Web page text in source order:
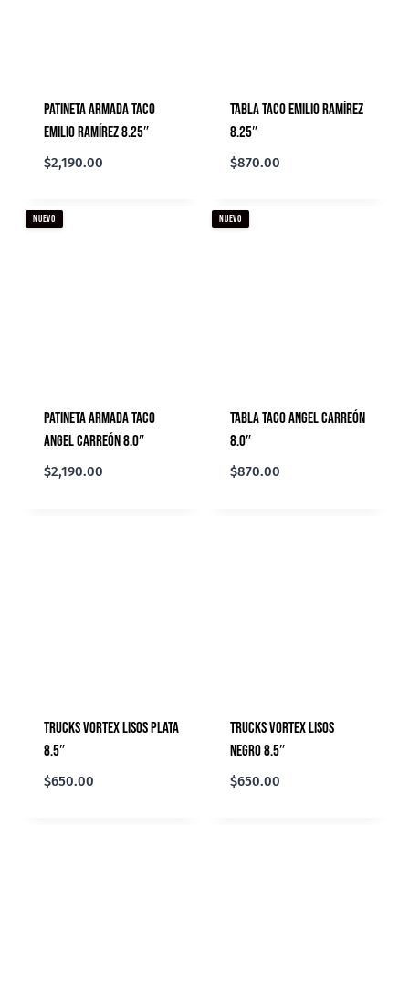
Patineta Armada TACo
Emilio Ramírez 8.25″
$2,190.00
Tabla TACo Emilio Ramírez
8.25″
$870.00
NUEVO
Patineta Armada TACo
Angel Carreón 8.0″
$2,190.00
NUEVO
Tabla TACo Angel Carreón
8.0″
$870.00
Trucks Vortex Lisos Plata
8.5″
$650.00
Trucks Vortex Lisos
Negro 8.5″
$650.00